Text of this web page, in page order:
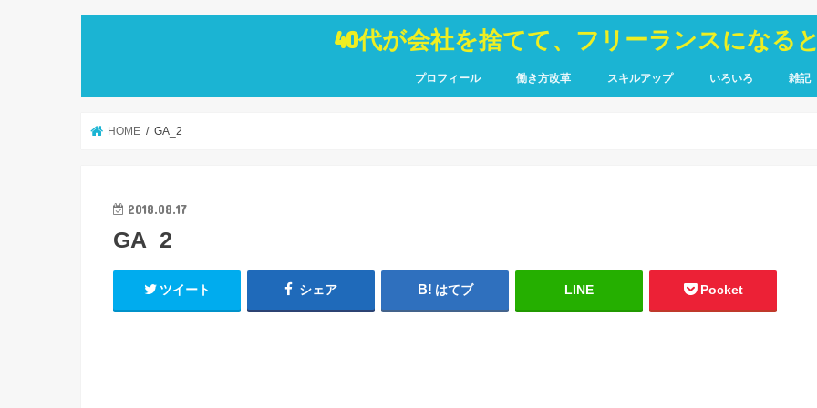
40代が会社を捨てて、フリーランスになる
プロフィール 働き方改革 スキルアップ いろいろ 雑記
HOME GA_2
2018.08.17
GA_2
ツイート シェア はてブ LINE Pocket